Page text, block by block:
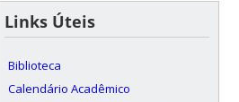
Links Úteis
Biblioteca
Calendário Acadêmico